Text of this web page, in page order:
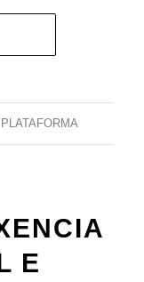
PLATAFORMA
E